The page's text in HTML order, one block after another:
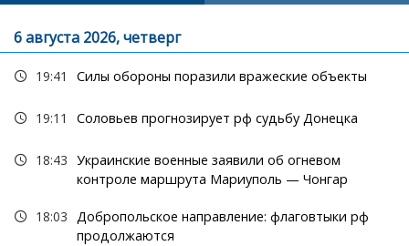
6 августа 2026, четверг
19:41 Силы обороны поразили вражеские объекты
19:11 Соловьев прогнозирует рф судьбу Донецка
18:43 Украинские военные заявили об огневом
контроле маршрута Мариуполь — Чонгар
18:03 Добропольское направление: флаговтыки рф
продолжаются